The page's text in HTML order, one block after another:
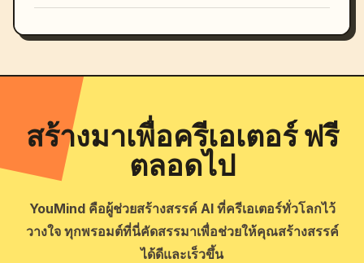
สร้างมาเพื่อครีเอเตอร์ ฟรี
ตลอดไป
YouMind คือผู้ช่วยสร้างสรรค์ AI ที่ครีเอเตอร์ทั่วโลกไว้
วางใจ ทุกพรอมต์ที่นี่คัดสรรมาเพื่อช่วยให้คุณสร้างสรรค์
ได้ดีและเร็วขึ้น